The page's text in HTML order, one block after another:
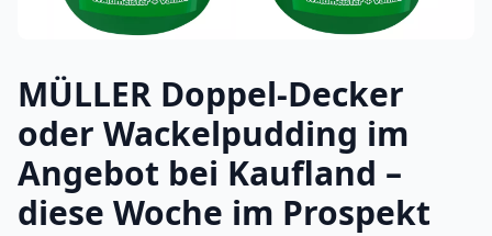
MÜLLER Doppel-Decker
oder Wackelpudding im
Angebot bei Kaufland –
diese Woche im Prospekt